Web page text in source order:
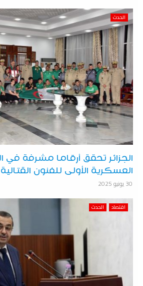
الحدث
الجزائر تحقق أرقاما مشرفة في
العسكرية الأولى للفنون القتالية
30 يونيو 2025
اقتصاد الحدث